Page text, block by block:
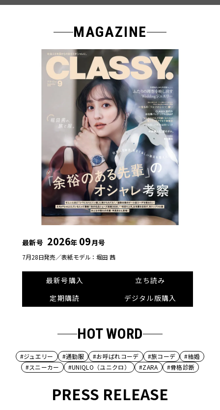
MAGAZINE
最新号 2026年 09月号
7月28日発売／表紙モデル：堀田 茜
最新号購入
立ち読み
定期購読
デジタル版購入
HOT WORD
#ジュエリー #通勤服 #お呼ばれコーデ #旅コーデ
#結婚
#スニーカー
#UNIQLO（ユニクロ） #ZARA #骨格診断
PRESS RELEASE